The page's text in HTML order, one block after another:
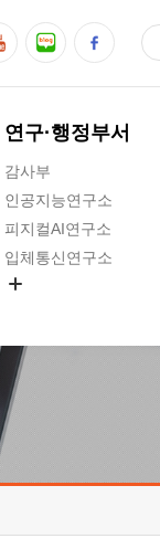
연구·행정부서
감사부
인공지능연구소
피지컬AI연구소
입체통신연구소
ICT전략연구소
인공지능안전연구소
우주항공반도체전략연
대경권연구본부
호남권연구본부
기획본부